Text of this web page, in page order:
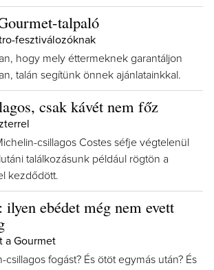
talpaló
fesztiválozóknak
hogy mely éttermeknek garantáljon
talán segítünk önnek ajánlatainkkal.
csak kávét nem főz
csillagos Costes séfje végtelenül
találkozásunk például rögtön a
kezdődött.
ebédet még nem evett
a Gourmet
csillagos fogást? És ötöt egymás után? És